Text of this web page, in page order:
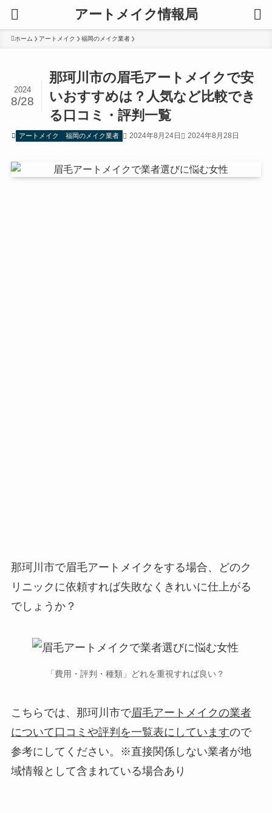
アートメイク情報局
ホーム アートメイク 福岡のメイク業者
那珂川市の眉毛アートメイクで安
いおすすめは？人気など比較でき
る口コミ・評判一覧
2024
8/28
アートメイク 福岡のメイク業者 2024年8月24日 2024年8月28日
那珂川市で眉毛アートメイクをする場合、
どのク
リニックに依頼すれば失敗なくきれいに仕上がる
でしょうか？
「費用・評判・種類」どれを重視すれば良い？
こちらでは、那珂川市で眉毛アートメイクの業者
について口コミや評判を一覧表にしていますので
参考にしてください。※直接関係しない業者が地
域情報として含まれている場合あり